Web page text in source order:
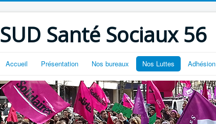
SUD Santé Sociaux 56
Accueil Présentation Nos bureaux Nos Luttes Adhésion